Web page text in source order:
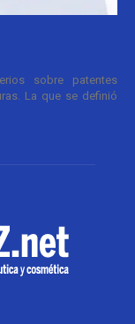
sobre patentes
La que se definió